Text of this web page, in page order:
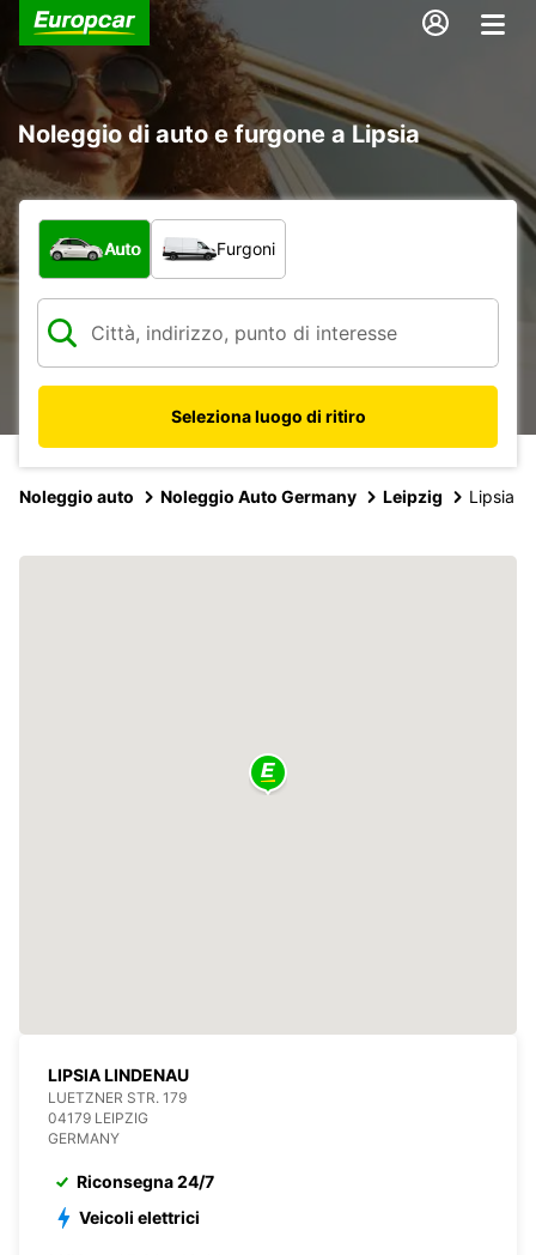
Noleggio di auto e furgone a Lipsia
Scegli la tipologia di veicolo:
Auto Furgoni
Seleziona luogo di ritiro
Noleggio auto Noleggio Auto Germany Leipzig Lipsia
LIPSIA LINDENAU
LUETZNER STR. 179
04179 LEIPZIG
GERMANY
Riconsegna 24/7
Veicoli elettrici